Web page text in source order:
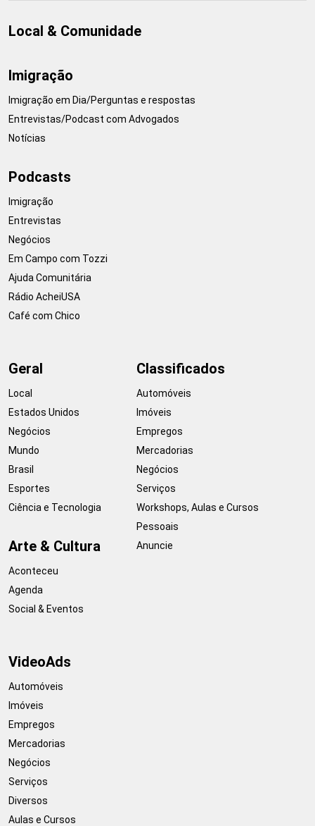
Local & Comunidade
Imigração
Imigração em Dia/Perguntas e respostas
Entrevistas/Podcast com Advogados
Notícias
Podcasts
Imigração
Entrevistas
Negócios
Em Campo com Tozzi
Ajuda Comunitária
Rádio AcheiUSA
Café com Chico
Geral
Local
Estados Unidos
Negócios
Mundo
Brasil
Esportes
Ciência e Tecnologia
Arte & Cultura
Aconteceu
Agenda
Social & Eventos
Classificados
Automóveis
Imóveis
Empregos
Mercadorias
Negócios
Serviços
Workshops, Aulas e Cursos
Pessoais
Anuncie
VideoAds
Automóveis
Imóveis
Empregos
Mercadorias
Negócios
Serviços
Diversos
Aulas e Cursos